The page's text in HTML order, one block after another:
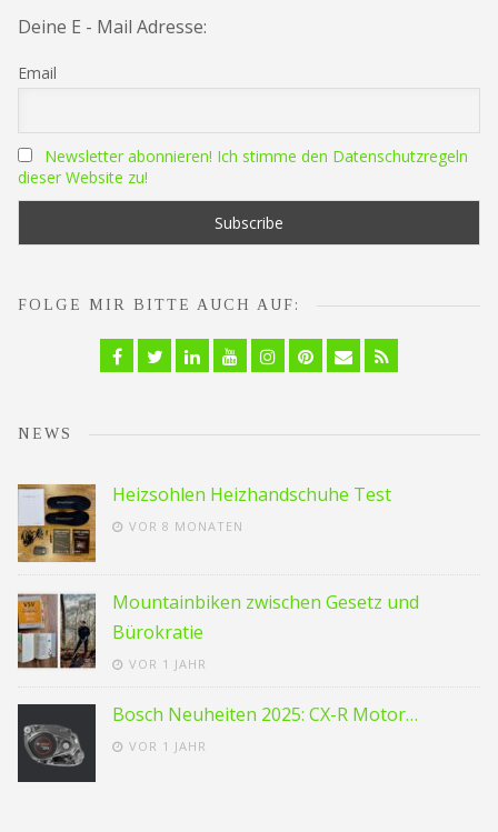
Deine E - Mail Adresse:
Email
Newsletter abonnieren! Ich stimme den Datenschutzregeln
dieser Website zu!
FOLGE MIR BITTE AUCH AUF:
Facebook
TwitterLinkedinYouTubeInstagram
PinterestEmailRSS
NEWS
Heizsohlen Heizhandschuhe Test
VOR 8 MONATEN
Mountainbiken zwischen Gesetz und
Bürokratie
VOR 1 JAHR
Bosch Neuheiten 2025: CX-R Motor…
VOR 1 JAHR